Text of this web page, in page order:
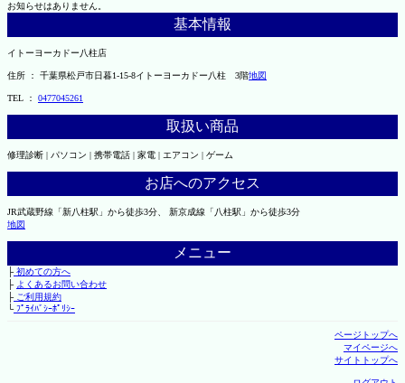
お知らせはありません。
基本情報
イトーヨーカドー八柱店
住所 ： 千葉県松戸市日暮1-15-8イトーヨーカドー八柱 3階地図
TEL ： 0477045261
取扱い商品
修理診断 | パソコン | 携帯電話 | 家電 | エアコン | ゲーム
お店へのアクセス
JR武蔵野線「新八柱駅」から徒歩3分、 新京成線「八柱駅」から徒歩3分
地図
メニュー
├初めての方へ
├ よくあるお問い合わせ
├ご利用規約
└ﾌﾟﾗｲﾊﾞｼｰﾎﾟﾘｼｰ
ページトップへ
マイページへ
サイトトップへ